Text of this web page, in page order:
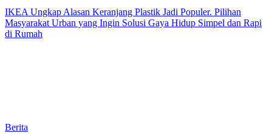
IKEA Ungkap Alasan Keranjang Plastik Jadi Populer. Pilihan
Masyarakat Urban yang Ingin Solusi Gaya Hidup Simpel dan Rapi
di Rumah
Berita